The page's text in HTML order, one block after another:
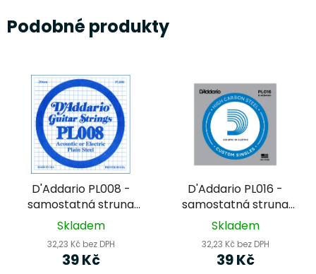
Podobné produkty
D'Addario PL008 -
samostatná struna
pro kytaru
Skladem
32,23 Kč bez DPH
39 Kč
D'Addario PL016 -
samostatná struna
pro kytaru
Skladem
32,23 Kč bez DPH
39 Kč